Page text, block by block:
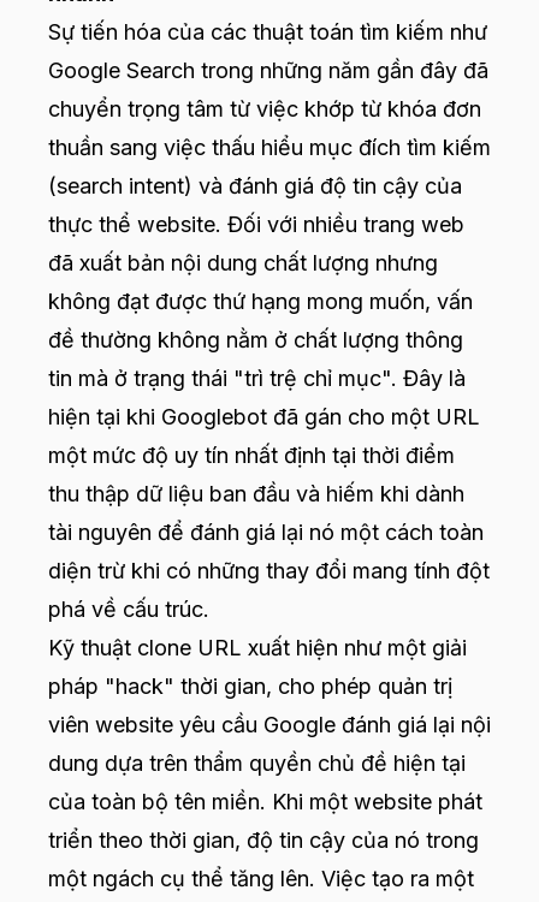
Sự tiến hóa của các thuật toán tìm kiếm như
Google Search trong những năm gần đây đã
chuyển trọng tâm từ việc khớp từ khóa đơn
thuần sang việc thấu hiểu mục đích tìm kiếm
(search intent) và đánh giá độ tin cậy của
thực thể website. Đối với nhiều trang web
đã xuất bản nội dung chất lượng nhưng
không đạt được thứ hạng mong muốn, vấn
đề thường không nằm ở chất lượng thông
tin mà ở trạng thái "trì trệ chỉ mục". Đây là
hiện tại khi Googlebot đã gán cho một URL
một mức độ uy tín nhất định tại thời điểm
thu thập dữ liệu ban đầu và hiếm khi dành
tài nguyên để đánh giá lại nó một cách toàn
diện trừ khi có những thay đổi mang tính đột
phá về cấu trúc.
Kỹ thuật clone URL xuất hiện như một giải
pháp "hack" thời gian, cho phép quản trị
viên website yêu cầu Google đánh giá lại nội
dung dựa trên thẩm quyền chủ đề hiện tại
của toàn bộ tên miền. Khi một website phát
triển theo thời gian, độ tin cậy của nó trong
một ngách cụ thể tăng lên. Việc tạo ra một